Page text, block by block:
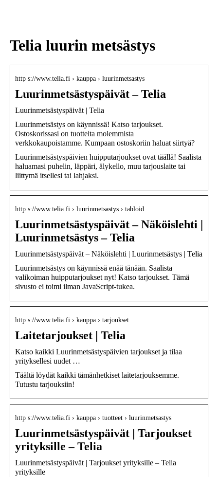
Telia luurin metsästys
http s://www.telia.fi › kauppa › luurinmetsastys
Luurinmetsästyspäivät – Telia
Luurinmetsästyspäivät | Telia
Luurinmetsästys on käynnissä! Katso tarjoukset.
Ostoskorissasi on tuotteita molemmista
verkkokaupoistamme. Kumpaan ostoskoriin haluat siirtyä?
Luurinmetsästyspäivien huipputarjoukset ovat täällä! Saalista
haluamasi puhelin, läppäri, älykello, muu tarjouslaite tai
liittymä itsellesi tai lahjaksi.
http s://www.telia.fi › luurinmetsastys › tabloid
Luurinmetsästyspäivät – Näköislehti |
Luurinmetsästys – Telia
Luurinmetsästyspäivät – Näköislehti | Luurinmetsästys | Telia
Luurinmetsästys on käynnissä enää tänään. Saalista
valikoiman huipputarjoukset nyt! Katso tarjoukset. Tämä
sivusto ei toimi ilman JavaScript-tukea.
http s://www.telia.fi › kauppa › tarjoukset
Laitetarjoukset | Telia
Katso kaikki Luurinmetsästyspäivien tarjoukset ja tilaa
yrityksellesi uudet …
Täältä löydät kaikki tämänhetkiset laitetarjouksemme.
Tutustu tarjouksiin!
http s://www.telia.fi › kauppa › tuotteet › luurinmetsastys
Luurinmetsästyspäivät | Tarjoukset
yrityksille – Telia
Luurinmetsästyspäivät | Tarjoukset yrityksille – Telia
yrityksille